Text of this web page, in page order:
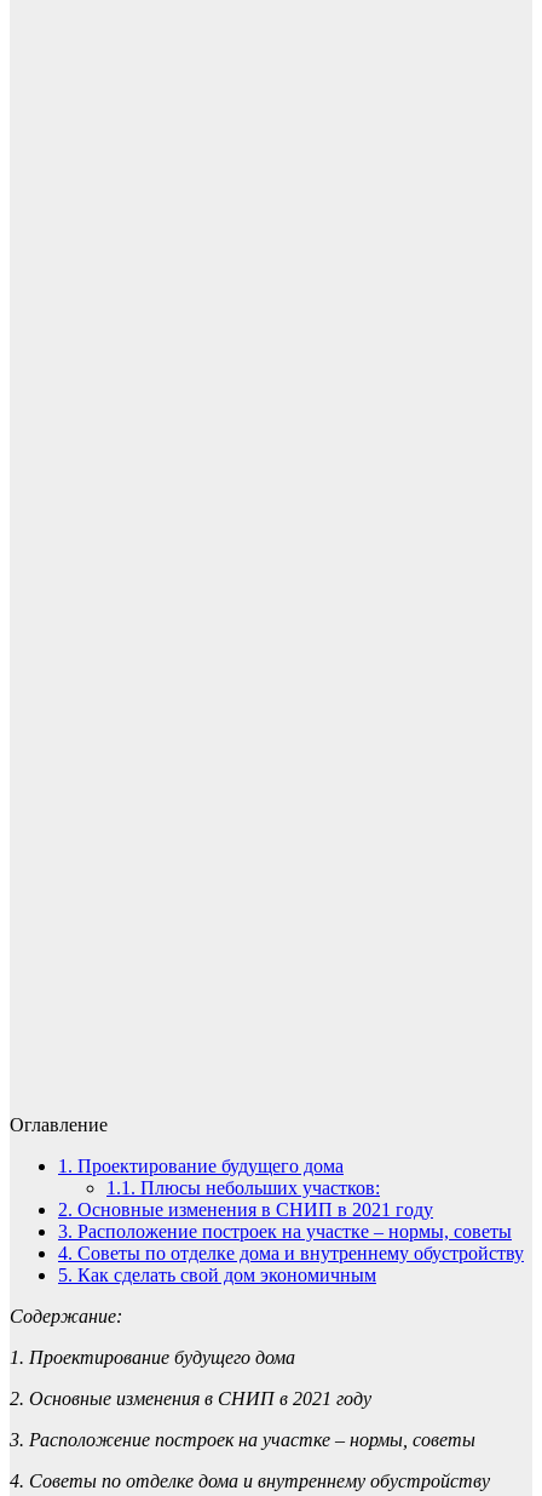
Оглавление
1. Проектирование будущего дома
1.1. Плюсы небольших участков:
2. Основные изменения в СНИП в 2021 году
3. Расположение построек на участке – нормы, советы
4. Советы по отделке дома и внутреннему обустройству
5. Как сделать свой дом экономичным
Содержание:
1. Проектирование будущего дома
2. Основные изменения в СНИП в 2021 году
3. Расположение построек на участке – нормы, советы
4. Советы по отделке дома и внутреннему обустройству